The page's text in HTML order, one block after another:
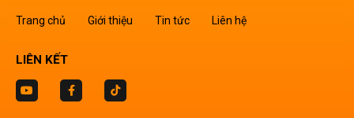
Trang chủ Giới thiệu Tin tức Liên hệ
LIÊN KẾT